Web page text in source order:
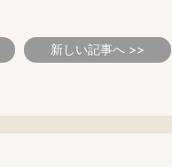
新しい記事へ >>